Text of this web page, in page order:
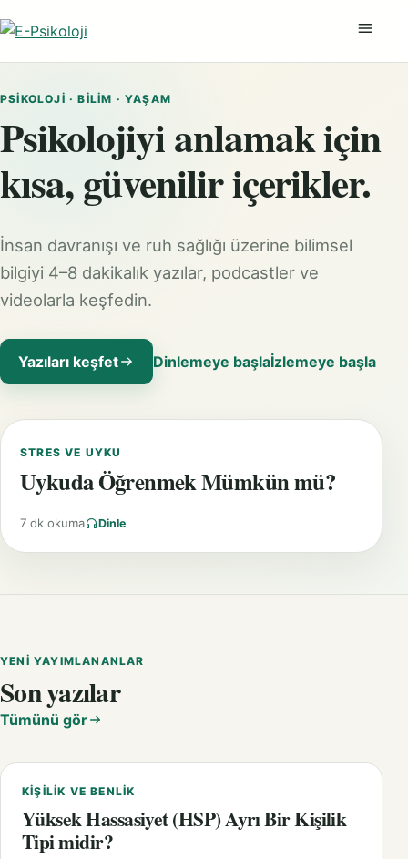
PSIKOLOJI · BILIM · YAŞAM
Psikolojiyi anlamak için
kısa, güvenilir içerikler.
İnsan davranışı ve ruh sağlığı üzerine bilimsel
bilgiyi 4–8 dakikalık yazılar, podcastler ve
videolarla keşfedin.
Yazıları keşfet Dinlemeye başlaİzlemeye başla
STRES VE UYKU
Uykuda Öğrenmek Mümkün mü?
7 dk okuma Dinle
YENI YAYIMLANANLAR
Son yazılar
Tümünü gör
KIŞILIK VE BENLIK
Yüksek Hassasiyet (HSP) Ayrı Bir Kişilik
Tipi midir?